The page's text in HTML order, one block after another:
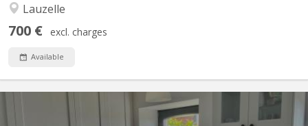
Lauzelle
700 € excl. charges
Available
KV 2223